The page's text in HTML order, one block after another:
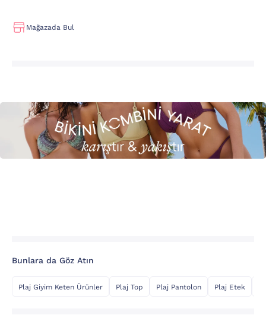
Mağazada Bul
Bunlara da Göz Atın
Plaj Giyim Keten Ürünler Plaj Top Plaj Pantolon Plaj Etek